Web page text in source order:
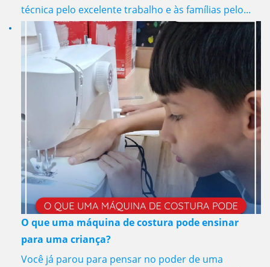
técnica pelo excelente trabalho e às famílias pelo...
O que uma máquina de costura pode ensinar
para uma criança?
Você já parou para pensar no poder de uma